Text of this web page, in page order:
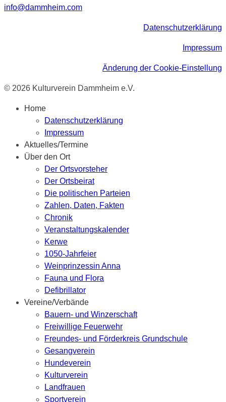
info@dammheim.com
Datenschutzerklärung
Impressum
Änderung der Cookie-Einstellung
© 2026 Kulturverein Dammheim e.V.
Home
Datenschutzerklärung
Impressum
Aktuelles/Termine
Über den Ort
Der Ortsvorsteher
Der Ortsbeirat
Die politischen Parteien
Zahlen, Daten, Fakten
Chronik
Veranstaltungskalender
Kerwe
1050-Jahrfeier
Weinprinzessin Anna
Fauna und Flora
Defibrillator
Vereine/Verbände
Bauern- und Winzerschaft
Freiwillige Feuerwehr
Freundes- und Förderkreis Grundschule
Gesangverein
Hundeverein
Kulturverein
Landfrauen
Sportverein